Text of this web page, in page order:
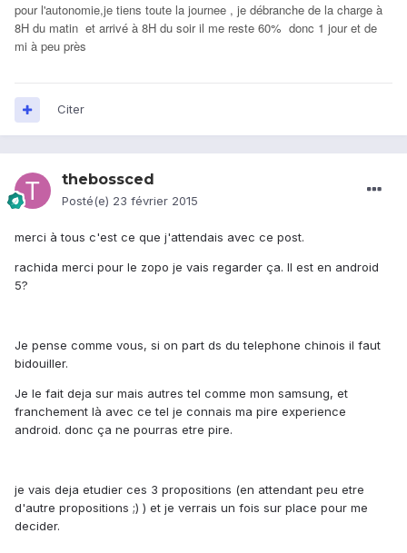
pour l'autonomie,je tiens toute la journee , je débranche de la charge à
8H du matin et arrivé à 8H du soir il me reste 60% donc 1 jour et de
mi à peu près
Citer
thebossced
Posté(e) 23 février 2015
merci à tous c'est ce que j'attendais avec ce post.
rachida merci pour le zopo je vais regarder ça. Il est en android
5?
Je pense comme vous, si on part ds du telephone chinois il faut
bidouiller.
Je le fait deja sur mais autres tel comme mon samsung, et
franchement là avec ce tel je connais ma pire experience
android. donc ça ne pourras etre pire.
je vais deja etudier ces 3 propositions (en attendant peu etre
d'autre propositions ;) ) et je verrais un fois sur place pour me
decider.